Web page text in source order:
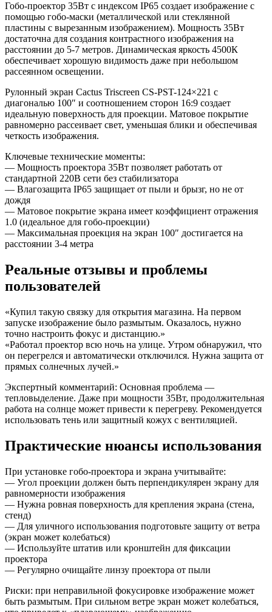
Гобо-проектор 35Вт с индексом IP65 создает изображение с
помощью гобо-маски (металлической или стеклянной
пластины с вырезанным изображением). Мощность 35Вт
достаточна для создания контрастного изображения на
расстоянии до 5-7 метров. Динамическая яркость 4500К
обеспечивает хорошую видимость даже при небольшом
рассеянном освещении.
Рулонный экран Cactus Triscreen CS-PST-124×221 с
диагональю 100″ и соотношением сторон 16:9 создает
идеальную поверхность для проекции. Матовое покрытие
равномерно рассеивает свет, уменьшая блики и обеспечивая
четкость изображения.
Ключевые технические моменты:
— Мощность проектора 35Вт позволяет работать от
стандартной 220В сети без стабилизатора
— Влагозащита IP65 защищает от пыли и брызг, но не от
дождя
— Матовое покрытие экрана имеет коэффициент отражения
1.0 (идеальное для гобо-проекции)
— Максимальная проекция на экран 100″ достигается на
расстоянии 3-4 метра
Реальные отзывы и проблемы
пользователей
«Купил такую связку для открытия магазина. На первом
запуске изображение было размытым. Оказалось, нужно
точно настроить фокус и дистанцию.»
«Работал проектор всю ночь на улице. Утром обнаружил, что
он перегрелся и автоматически отключился. Нужна защита от
прямых солнечных лучей.»
Экспертный комментарий: Основная проблема —
тепловыделение. Даже при мощности 35Вт, продолжительная
работа на солнце может привести к перегреву. Рекомендуется
использовать тень или защитный кожух с вентиляцией.
Практические нюансы использования
При установке гобо-проектора и экрана учитывайте:
— Угол проекции должен быть перпендикулярен экрану для
равномерности изображения
— Нужна ровная поверхность для крепления экрана (стена,
стенд)
— Для уличного использования подготовьте защиту от ветра
(экран может колебаться)
— Используйте штатив или кронштейн для фиксации
проектора
— Регулярно очищайте линзу проектора от пыли
Риски: при неправильной фокусировке изображение может
быть размытым. При сильном ветре экран может колебаться,